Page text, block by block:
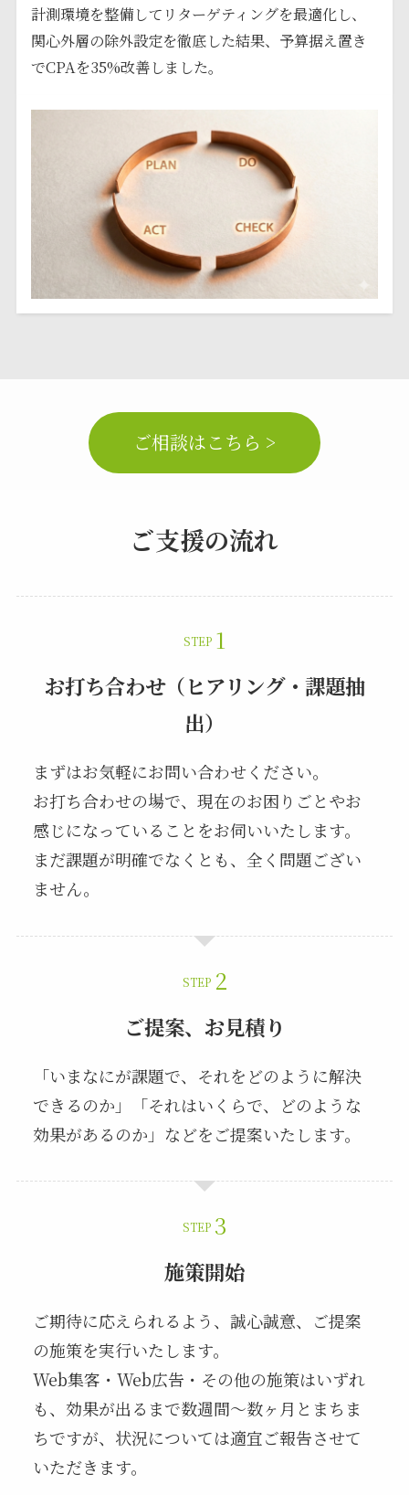
計測環境を整備してリターゲティングを最適化し、
関心外層の除外設定を徹底した結果、予算据え置き
でCPAを35%改善しました。
ご相談はこちら >
ご支援の流れ
STEP
お打ち合わせ（ヒアリング・課題抽
出）
まずはお気軽にお問い合わせください。
お打ち合わせの場で、現在のお困りごとやお
感じになっていることをお伺いいたします。
まだ課題が明確でなくとも、全く問題ござい
ません。
STEP
ご提案、お見積り
「いまなにが課題で、それをどのように解決
できるのか」「それはいくらで、どのような
効果があるのか」などをご提案いたします。
STEP
施策開始
ご期待に応えられるよう、誠心誠意、ご提案
の施策を実行いたします。
Web集客・Web広告・その他の施策はいずれ
も、効果が出るまで数週間～数ヶ月とまちま
ちですが、状況については適宜ご報告させて
いただきます。